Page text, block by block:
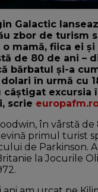
Galactic
zbor de turism
o mamă, fiica ei
de 80 de ani –
bărbatul şi-a
în urmă cu
câştigat excursia
scrie
în vârstă de
primul turist
de Parkinson.
la Jocurile